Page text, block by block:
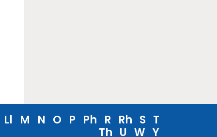
Ll M N O P Ph R Rh S T
Th U W Y